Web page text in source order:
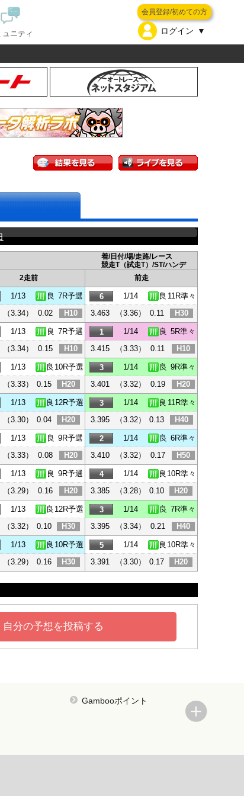
ュニティ
会員登録/初めての方
ログイン
着/日付/場/走路/レース
競走T（試走T）/ST/ハンデ
2走前 前走
1/13 良 7R予選
（3.34） 0.02 H10
6 1/14 良 11R準々
3.463
（3.36） 0.11
H30
1/13 良 7R予選
（3.34） 0.15 H10
1 1/14 良 5R準々
3.415
（3.33） 0.11
H10
1/13 良 10R予選
（3.33） 0.15 H20
3 1/14 良 9R準々
3.401
（3.32） 0.19
H20
1/13 良 12R予選
（3.30） 0.04 H20
3 1/14 良 11R準々
3.395
（3.32） 0.13
H40
1/13 良 9R予選
（3.33） 0.08 H20
2 1/14 良 6R準々
3.410
（3.32） 0.17
H50
1/13 良 9R予選
（3.29） 0.16 H20
4 1/14 良 10R準々
3.385
（3.28） 0.10
H20
1/13 良 12R予選
（3.32） 0.10 H30
3 1/14 良 7R準々
3.395
（3.34） 0.21
H40
1/13 良 10R予選
（3.29） 0.16 H30
5 1/14 良 10R準々
3.391
（3.30） 0.17 H20
自分の予想を投稿する
Gambooポイント